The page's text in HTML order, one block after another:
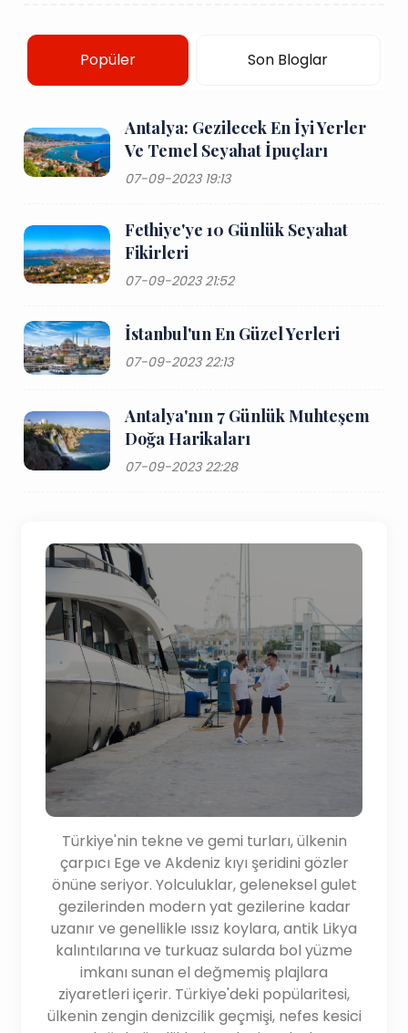
Türkiye'nin tekne ve gemi turları, ülkenin
çarpıcı Ege ve Akdeniz kıyı şeridini gözler
önüne seriyor. Yolculuklar, geleneksel gulet
gezilerinden modern yat gezilerine kadar
uzanır ve genellikle ıssız koylara, antik Likya
kalıntılarına ve turkuaz sularda bol yüzme
imkanı sunan el değmemiş plajlara
ziyaretleri içerir. Türkiye'deki popülaritesi,
ülkenin zengin denizcilik geçmişi, nefes kesici
Popüler Son Bloglar
Antalya: Gezilecek En İyi Yerler
Ve Temel Seyahat İpuçları
07-09-2023 19:13
Fethiye'ye 10 Günlük Seyahat
Fikirleri
07-09-2023 21:52
İstanbul'un En Güzel Yerleri
07-09-2023 22:13
Antalya'nın 7 Günlük Muhteşem
Doğa Harikaları
07-09-2023 22:28